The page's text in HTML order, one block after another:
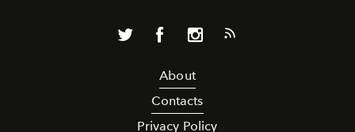
About
Contacts
Privacy Policy